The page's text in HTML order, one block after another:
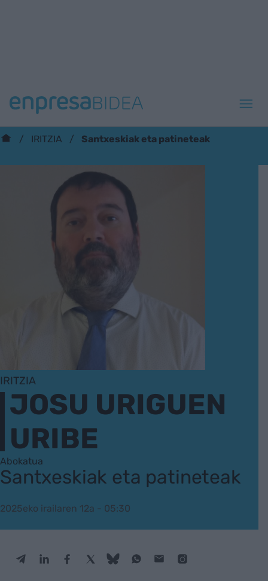
IRITZIA Santxeskiak eta patineteak
IRITZIA
JOSU URIGUEN
URIBE
Abokatua
Santxeskiak eta patineteak
2025eko irailaren 12a - 05:30